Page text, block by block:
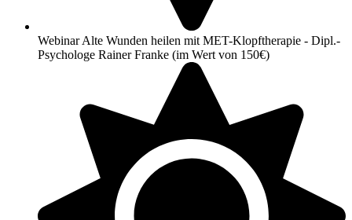
Webinar Alte Wunden heilen mit MET-Klopftherapie - Dipl.-
Psychologe Rainer Franke (im Wert von 150€)